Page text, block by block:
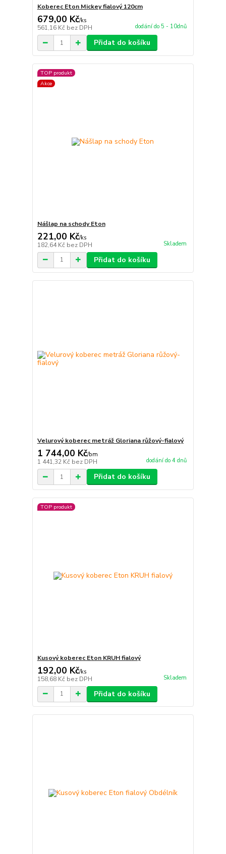
Koberec Eton Mickey fialový 120cm
679,00 Kč/ks
561,16 Kč bez DPH dodání do 5 - 10dnů
Přidat do košíku
TOP produkt
Akce
Nášlap na schody Eton
221,00 Kč/ks
182,64 Kč bez DPH Skladem
Přidat do košíku
Velurový koberec metráž Gloriana růžový-fialový
1 744,00 Kč/bm
1 441,32 Kč bez DPH dodání do 4 dnů
Přidat do košíku
TOP produkt
Kusový koberec Eton KRUH fialový
192,00 Kč/ks
158,68 Kč bez DPH Skladem
Přidat do košíku